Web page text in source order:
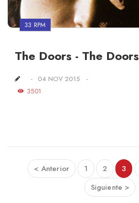
33 RPM
The Doors - The Doors
04 NOV 2015
3501
< Anterior 1 2 3
Siguiente >